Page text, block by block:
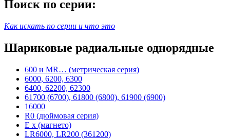
Поиск по серии:
Как искать по серии и что это
Шариковые радиальные однорядные
600 и MR… (метрическая серия)
6000, 6200, 6300
6400, 62200, 62300
61700 (6700), 61800 (6800), 61900 (6900)
16000
R0 (дюймовая серия)
E x (магнето)
LR6000, LR200 (361200)